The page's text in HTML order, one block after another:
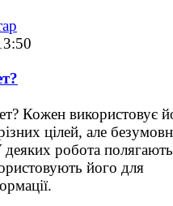
Кожен використовує
цілей, але
робота
його для